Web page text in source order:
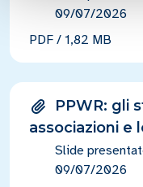
09/07/2026
PDF / 1,82 MB
PPWR: gli
associazioni e
Slide
09/07/2026